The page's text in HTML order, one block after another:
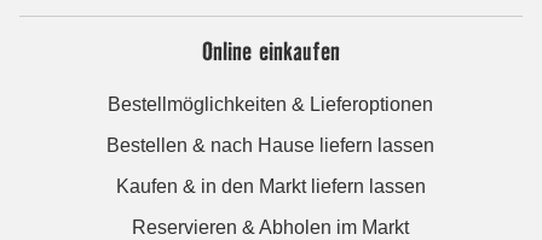
Online einkaufen
Bestellmöglichkeiten & Lieferoptionen
Bestellen & nach Hause liefern lassen
Kaufen & in den Markt liefern lassen
Reservieren & Abholen im Markt